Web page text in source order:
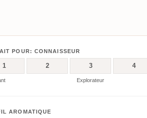
POUR: CONNAISSEUR
1 2 3 4
Explorateur
AROMATIQUE